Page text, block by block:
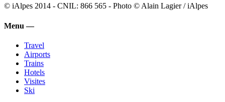
© iAlpes 2014 - CNIL: 866 565 - Photo © Alain Lagier / iAlpes
Menu —
Travel
Airports
Trains
Hotels
Visites
Ski